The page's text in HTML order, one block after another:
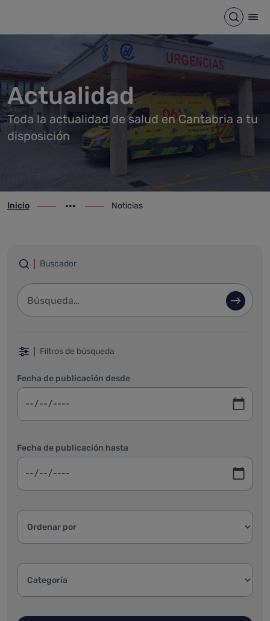
Abrir
Actualidad
Toda la actualidad de salud en Cantabria a tu
disposición
ir-a inicio
Inicio
Mostrar opciones del camino de migas
ir-a Noticias
Noticias
Filtrar por palabras
Buscador
Barra de búsqueda
Filtrar por fechas, categoría y ordenar
Filtros de búsqueda
Fecha de publicación desde
Fecha de publicación hasta
Ordenar resultados:
Categoría de la noticia: